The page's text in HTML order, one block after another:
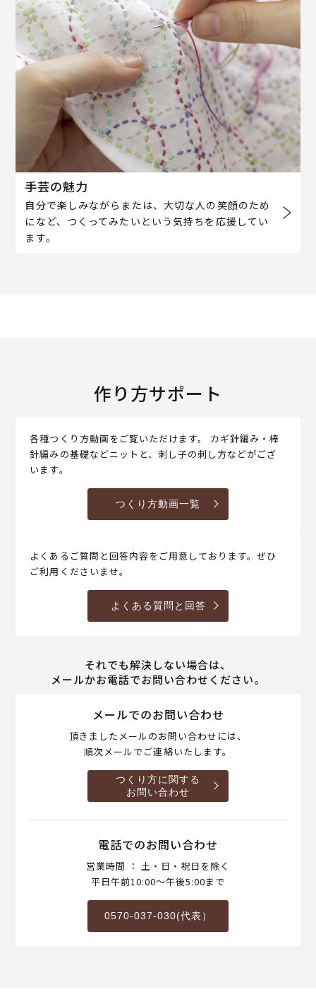
手芸の魅力
自分で楽しみながらまたは、大切な人の笑顔のため
になど、つくってみたいという気持ちを応援してい
ます。
作り方サポート
各種つくり方動画をご覧いただけます。 カギ針編み・棒
針編みの基礎などニットと、刺し子の刺し方などがござ
います。
つくり方動画一覧
よくあるご質問と回答内容をご用意しております。ぜひ
ご利用くださいませ。
よくある質問と回答
それでも解決しない場合は、
メールかお電話でお問い合わせください。
メールでのお問い合わせ
頂きましたメールのお問い合わせには、
順次メールでご連絡いたします。
つくり方に関する
お問い合わせ
電話でのお問い合わせ
営業時間 ： 土・日・祝日を除く
平日午前10:00～午後5:00まで
0570-037-030(代表）